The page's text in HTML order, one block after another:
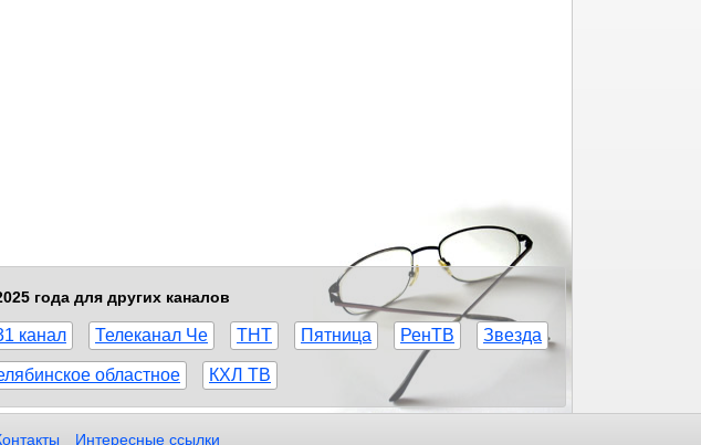
года для других каналов
канал Телеканал Че ТНТ Пятница РенТВ Звезда
областное КХЛ ТВ
Интересные ссылки